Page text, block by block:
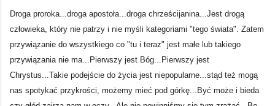
Droga proroka...droga apostoła...droga chrześcijanina...Jest drogą
człowieka, który nie patrzy i nie myśli kategoriami "tego świata". Zatem
przywiązanie do wszystkiego co "tu i teraz" jest małe lub takiego
przywiązania nie ma...Pierwszy jest Bóg...Pierwszy jest
Chrystus...Takie podejście do życia jest niepopularne...stąd też mogą
nas spotykać przykrości, możemy mieć pod górkę...Być może i bieda